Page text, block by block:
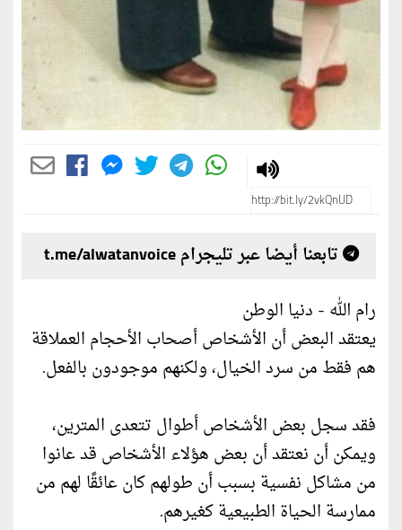
تابعنا أيضا عبر تليجرام t.me/alwatanvoice
رام الله - دنيا الوطن
يعتقد البعض أن الأشخاص أصحاب الأحجام العملاقة
هم فقط من سرد الخيال، ولكنهم موجودون بالفعل.
فقد سجل بعض الأشخاص أطوال تتعدى المترين،
ويمكن أن نعتقد أن بعض هؤلاء الأشخاص قد عانوا
من مشاكل نفسية بسبب أن طولهم كان عائقًا لهم من
ممارسة الحياة الطبيعية كغيرهم.